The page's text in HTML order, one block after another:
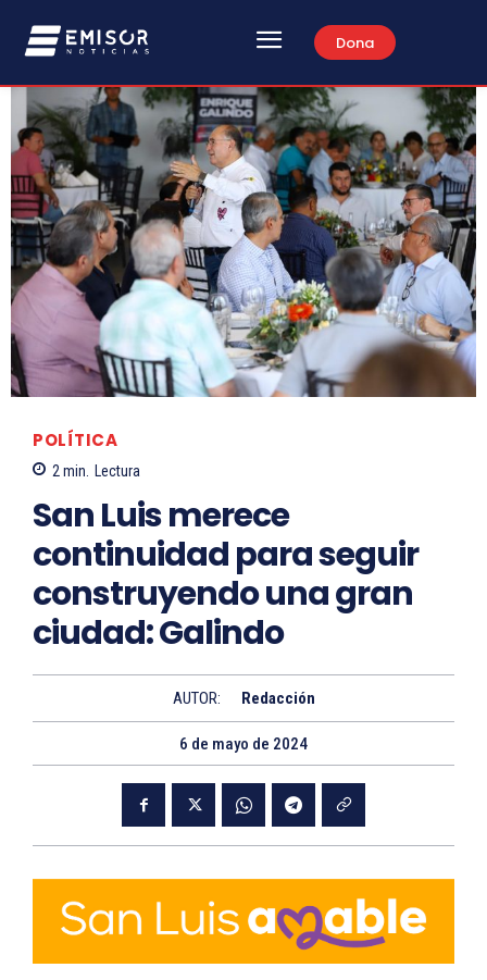
Dona
POLÍTICA
2min. Lectura
San Luis merece
continuidad para seguir
construyendo una gran
ciudad: Galindo
AUTOR: Redacción
6 de mayo de 2024